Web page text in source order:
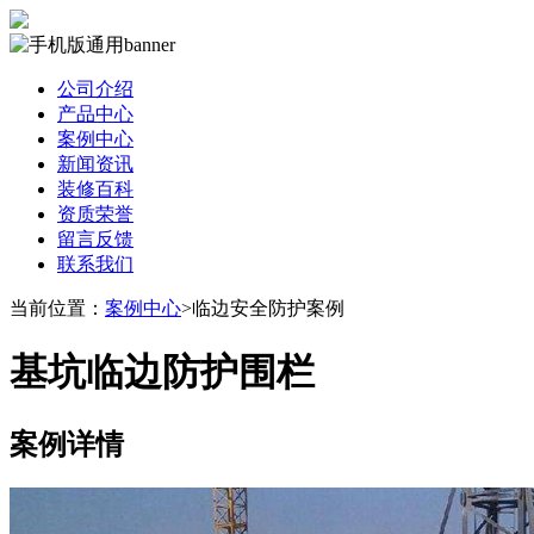
公司介绍
产品中心
案例中心
新闻资讯
装修百科
资质荣誉
留言反馈
联系我们
当前位置： 案例中心>临边安全防护案例
基坑临边防护围栏
案例详情